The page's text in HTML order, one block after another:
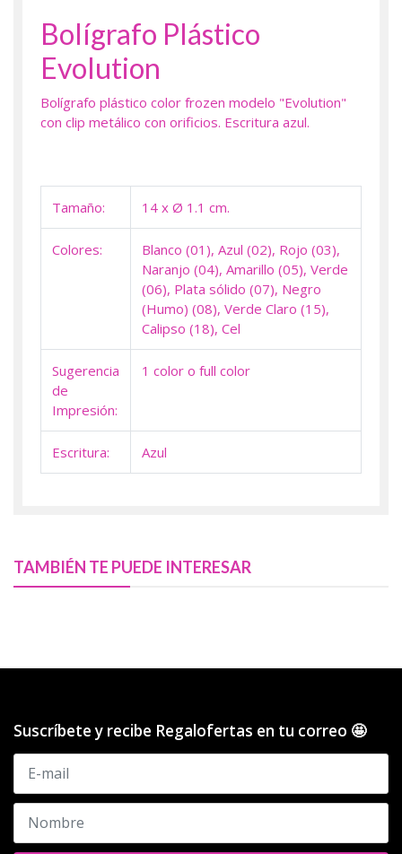
Bolígrafo Plástico
Evolution
Bolígrafo plástico color frozen modelo "Evolution"
con clip metálico con orificios. Escritura azul.
Tamaño: 14 x Ø 1.1 cm.
Colores:
Blanco (01), Azul (02), Rojo (03),
Naranjo (04), Amarillo (05), Verde
(06), Plata sólido (07), Negro
(Humo) (08), Verde Claro (15),
Calipso (18), Cel
Sugerencia
de
Impresión:
1 color o full color
Escritura: Azul
TAMBIÉN TE PUEDE INTERESAR
Suscríbete y recibe Regalofertas en tu correo 🤩